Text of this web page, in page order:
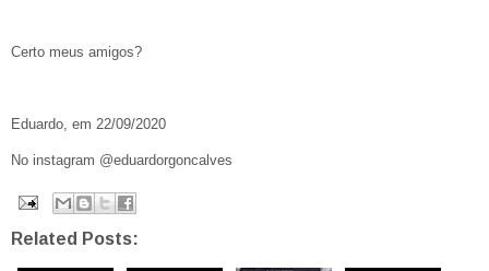
Certo meus amigos?
Eduardo, em 22/09/2020
No instagram @eduardorgoncalves
Related Posts: